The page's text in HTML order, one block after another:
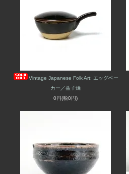
Vintage Japanese Folk Art: エッグベー
カー／益子焼
0円(税0円)